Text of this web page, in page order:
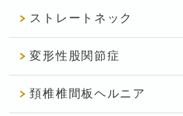
ストレートネック
変形性股関節症
頚椎椎間板ヘルニア